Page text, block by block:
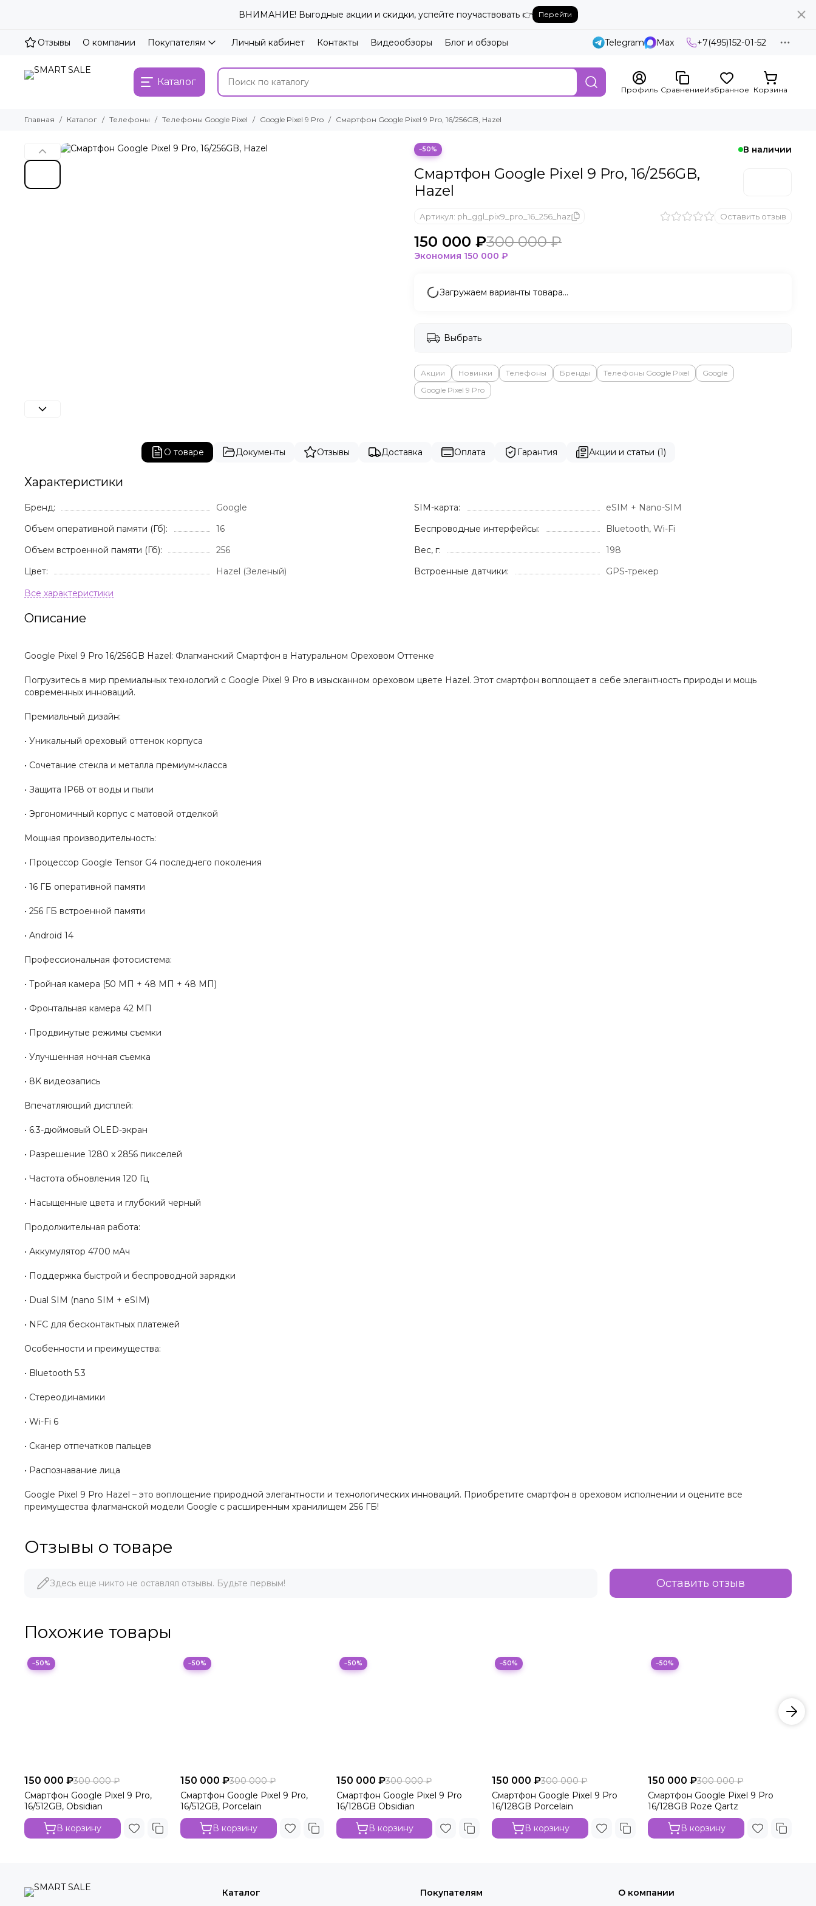
ВНИМАНИЕ! Выгодные акции и скидки, успейте поучаствовать 👉 Перейти
Отзывы О компании Покупателям Личный кабинет Контакты Видеообзоры Блог и обзоры Telegram Max +7(495)152-01-52
Каталог
Профиль СравнениеИзбранное Корзина
Главная Каталог Телефоны Телефоны Google Pixel Google Pixel 9 Pro Смартфон Google Pixel 9 Pro, 16/256GB, Hazel
−50% В наличии
Смартфон Google Pixel 9 Pro, 16/256GB,
Hazel
Артикул: ph_ggl_pix9_pro_16_256_haz Оставить отзыв
150 000 ₽300 000 ₽
Экономия 150 000 ₽
Загружаем варианты товара…
Выбрать
Акции Новинки Телефоны Бренды Телефоны Google Pixel
Google
Google Pixel 9 Pro
О товаре Документы Отзывы Доставка Оплата Гарантия Акции и статьи (1)
Характеристики
Бренд:
Google
Объем оперативной памяти (Гб):
16
Объем встроенной памяти (Гб):
256
Цвет:
Hazel (Зеленый)
SIM-карта:
eSIM + Nano-SIM
Беспроводные интерфейсы:
Bluetooth, Wi-Fi
Вес, г:
198
Встроенные датчики:
GPS-трекер
Описание
Google Pixel 9 Pro 16/256GB Hazel: Флагманский Смартфон в Натуральном Ореховом Оттенке
Погрузитесь в мир премиальных технологий с Google Pixel 9 Pro в изысканном ореховом цвете Hazel. Этот смартфон воплощает в себе элегантность природы и мощь
современных инноваций.
Премиальный дизайн:
• Уникальный ореховый оттенок корпуса
• Сочетание стекла и металла премиум-класса
• Защита IP68 от воды и пыли
• Эргономичный корпус с матовой отделкой
Мощная производительность:
• Процессор Google Tensor G4 последнего поколения
• 16 ГБ оперативной памяти
• 256 ГБ встроенной памяти
• Android 14
Профессиональная фотосистема:
• Тройная камера (50 МП + 48 МП + 48 МП)
• Фронтальная камера 42 МП
• Продвинутые режимы съемки
• Улучшенная ночная съемка
• 8K видеозапись
Впечатляющий дисплей:
• 6.3-дюймовый OLED-экран
• Разрешение 1280 x 2856 пикселей
• Частота обновления 120 Гц
• Насыщенные цвета и глубокий черный
Продолжительная работа:
• Аккумулятор 4700 мАч
• Поддержка быстрой и беспроводной зарядки
• Dual SIM (nano SIM + eSIM)
• NFC для бесконтактных платежей
Особенности и преимущества:
• Bluetooth 5.3
• Стереодинамики
• Wi-Fi 6
• Сканер отпечатков пальцев
• Распознавание лица
Google Pixel 9 Pro Hazel – это воплощение природной элегантности и технологических инноваций. Приобретите смартфон в ореховом исполнении и оцените все
преимущества флагманской модели Google с расширенным хранилищем 256 ГБ!
Отзывы о товаре
Здесь еще никто не оставлял отзывы. Будьте первым! Оставить отзыв
Похожие товары
−50%
150 000 ₽300 000 ₽
Смартфон Google Pixel 9 Pro,
16/512GB, Obsidian
В корзину
−50%
150 000 ₽300 000 ₽
Смартфон Google Pixel 9 Pro,
16/512GB, Porcelain
В корзину
−50%
150 000 ₽300 000 ₽
Смартфон Google Pixel 9 Pro
16/128GB Obsidian
В корзину
−50%
150 000 ₽300 000 ₽
Смартфон Google Pixel 9 Pro
16/128GB Porcelain
В корзину
−50%
150 000 ₽300 000 ₽
Смартфон Google Pixel 9 Pro
16/128GB Roze Qartz
В корзину
Каталог
Покупателям
О компании